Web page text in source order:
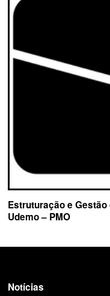
Estruturação e
Udemo – PMO
Notícias